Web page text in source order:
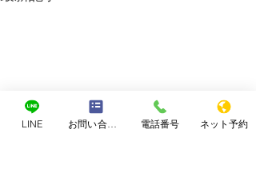
LINE お問い合わせフォーム 電話番号 ネット予約